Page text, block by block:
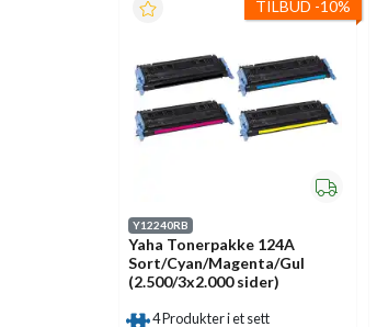
TILBUD -10%
Y12240RB
Yaha Tonerpakke 124A
Sort/Cyan/Magenta/Gul
(2.500/3x2.000 sider)
4 Produkter i et sett